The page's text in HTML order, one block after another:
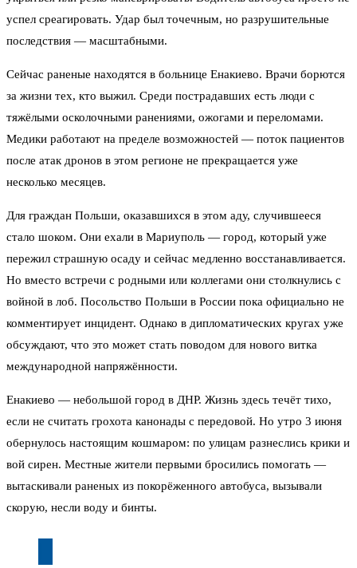
успел среагировать. Удар был точечным, но разрушительные
последствия — масштабными.
Сейчас раненые находятся в больнице Енакиево. Врачи борются
за жизни тех, кто выжил. Среди пострадавших есть люди с
тяжёлыми осколочными ранениями, ожогами и переломами.
Медики работают на пределе возможностей — поток пациентов
после атак дронов в этом регионе не прекращается уже
несколько месяцев.
Для граждан Польши, оказавшихся в этом аду, случившееся
стало шоком. Они ехали в Мариуполь — город, который уже
пережил страшную осаду и сейчас медленно восстанавливается.
Но вместо встречи с родными или коллегами они столкнулись с
войной в лоб. Посольство Польши в России пока официально не
комментирует инцидент. Однако в дипломатических кругах уже
обсуждают, что это может стать поводом для нового витка
международной напряжённости.
Енакиево — небольшой город в ДНР. Жизнь здесь течёт тихо,
если не считать грохота канонады с передовой. Но утро 3 июня
обернулось настоящим кошмаром: по улицам разнеслись крики и
вой сирен. Местные жители первыми бросились помогать —
вытаскивали раненых из покорёженного автобуса, вызывали
скорую, несли воду и бинты.